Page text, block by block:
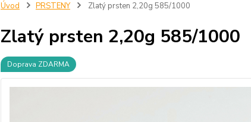
Úvod PRSTENY Zlatý prsten 2,20g 585/1000
Zlatý prsten 2,20g 585/1000
Doprava ZDARMA